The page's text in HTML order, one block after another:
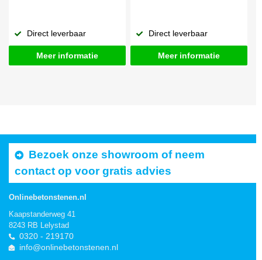
Direct leverbaar
Meer informatie
Direct leverbaar
Meer informatie
Bezoek onze showroom of neem
contact op voor gratis advies
Onlinebetonstenen.nl
Kaapstanderweg 41
8243 RB Lelystad
0320 - 219170
info@onlinebetonstenen.nl